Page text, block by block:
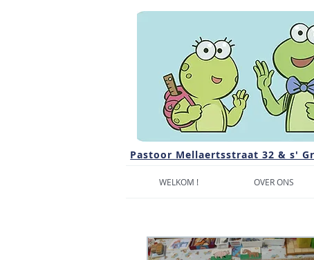
Pastoor Mellaertsstraat 32 & s'
WELKOM ! OVER ONS